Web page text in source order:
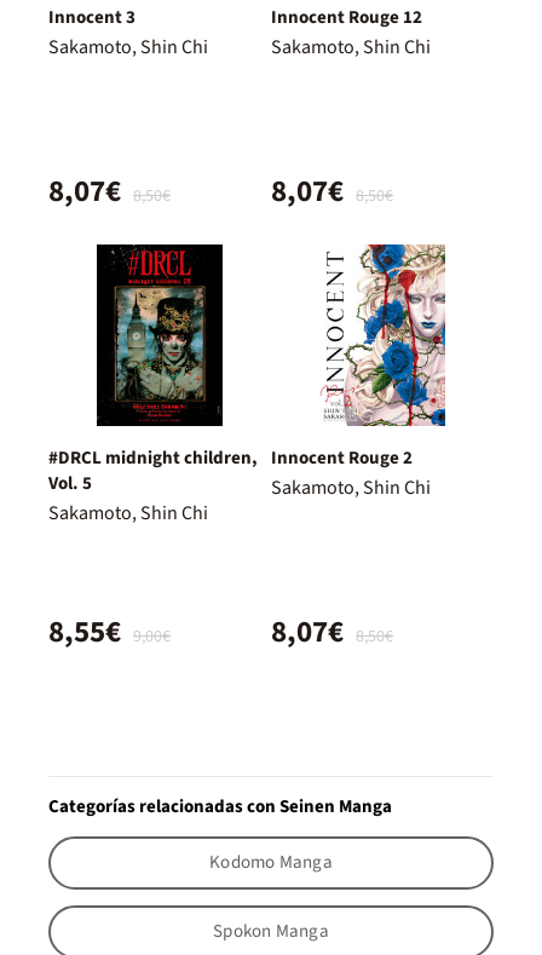
Innocent 3
Sakamoto, Shin Chi
8,50€
8,07€
Innocent Rouge 12
Sakamoto, Shin Chi
8,50€
8,07€
#DRCL midnight children,
Vol. 5
Sakamoto, Shin Chi
9,00€
8,55€
Innocent Rouge 2
Sakamoto, Shin Chi
8,50€
8,07€
Categorías relacionadas con Seinen Manga
Kodomo Manga
Spokon Manga